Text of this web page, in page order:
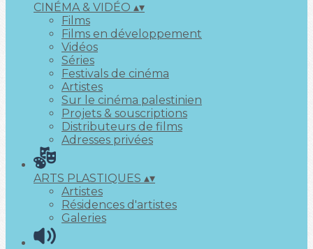
CINÉMA & VIDÉO ▴▾
Films
Films en développement
Vidéos
Séries
Festivals de cinéma
Artistes
Sur le cinéma palestinien
Projets & souscriptions
Distributeurs de films
Adresses privées
ARTS PLASTIQUES ▴▾
Artistes
Résidences d'artistes
Galeries